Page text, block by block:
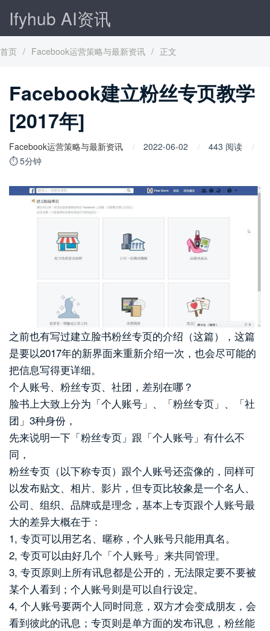
Ifyhub AI资讯
首页 / Facebook运营策略与最新资讯 / 正文
Facebook建立粉丝专页教学
[2017年]
Facebook运营策略与最新资讯 2022-06-02
443 阅读
⏱ 5分钟
之前也有写过建立脸书粉丝专页的介绍（这篇），这篇
是要以2017年的新界面来重新介绍一次，也会尽可能的
把信息写得更详细。
个人账号、粉丝专页、社团，差别在哪？
脸书上大致上分为「个人账号」、「粉丝专页」、「社
团」3种身份，
先来说明一下「粉丝专页」跟「个人账号」有什么不
同，
粉丝专页（以下称专页）跟个人账号还蛮像的，同样可
以发布贴文、相片、影片，但专页比较象是一个名人、
公司、组织、品牌或是理念，基本上专页跟个人账号最
大的差异大概在于：
1, 专页可以用艺名、暱称，个人账号只能用真名。
2, 专页可以由好几个「个人账号」来共同管理。
3, 专页原则上所有讯息都是公开的，无法限定要不要被
某个人看到；个人账号则是可以自行设定。
4, 个人账号要两个人同时同意，双方才会变成朋友，会
看到彼此的讯息；专页则是单方面的发布讯息，粉丝能